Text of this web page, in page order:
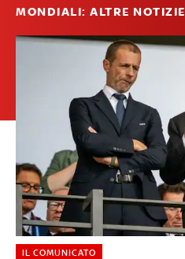
MONDIALI: ALTRE NOTIZIE
IL COMUNICATO